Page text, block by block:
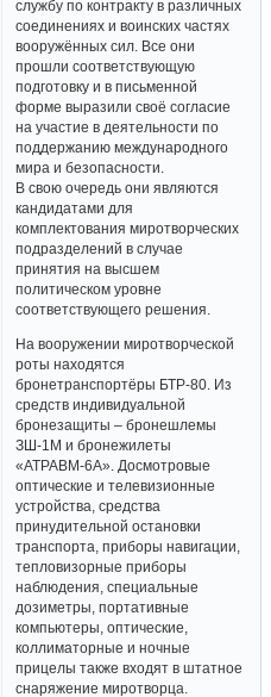
службу по контракту в различных
соединениях и воинских частях
вооружённых сил. Все они
прошли соответствующую
подготовку и в письменной
форме выразили своё согласие
на участие в деятельности по
поддержанию международного
мира и безопасности.
В свою очередь они являются
кандидатами для
комплектования миротворческих
подразделений в случае
принятия на высшем
политическом уровне
соответствующего решения.
На вооружении миротворческой
роты находятся
бронетранспортёры БТР-80. Из
средств индивидуальной
бронезащиты – бронешлемы
ЗШ-1М и бронежилеты
«АТРАВМ-6А». Досмотровые
оптические и телевизионные
устройства, средства
принудительной остановки
транспорта, приборы навигации,
тепловизорные приборы
наблюдения, специальные
дозиметры, портативные
компьютеры, оптические,
коллиматорные и ночные
прицелы также входят в штатное
снаряжение миротворца.